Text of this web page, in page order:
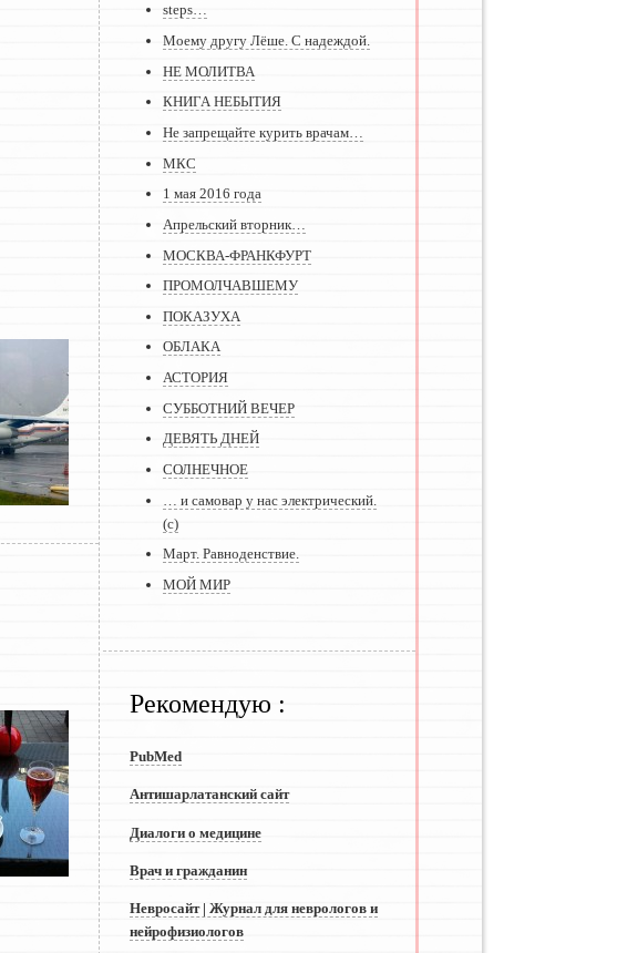
steps…
Моему другу Лёше. С надеждой.
НЕ МОЛИТВА
КНИГА НЕБЫТИЯ
Не запрещайте курить врачам…
МКС
1 мая 2016 года
Апрельский вторник…
МОСКВА-ФРАНКФУРТ
ПРОМОЛЧАВШЕМУ
ПОКАЗУХА
ОБЛАКА
АСТОРИЯ
СУББОТНИЙ ВЕЧЕР
ДЕВЯТЬ ДНЕЙ
СОЛНЕЧНОЕ
… и самовар у нас электрический.
(с)
Март. Равноденствие.
МОЙ МИР
Рекомендую :
PubMed
Антишарлатанский сайт
Диалоги о медицине
Врач и гражданин
Невросайт | Журнал для неврологов и
нейрофизиологов